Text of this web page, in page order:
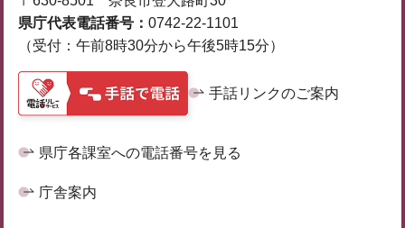
県庁代表電話番号： 0742-22-1101
（受付：午前8時30分から午後5時15分）
手話リンクのご案内
県庁各課室への電話番号を見る
庁舎案内